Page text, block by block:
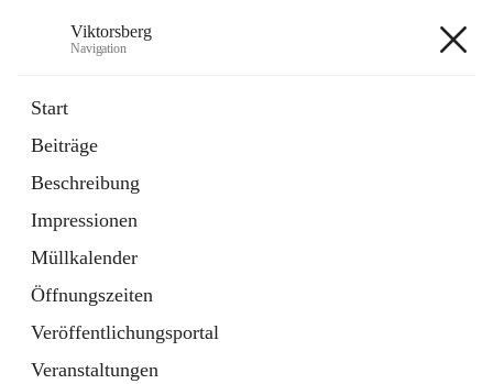
Viktorsberg
Navigation
Start
Beiträge
Beschreibung
Impressionen
Müllkalender
Öffnungszeiten
Veröffentlichungsportal
Veranstaltungen
1 Schnellzugriff
Bürgerservice
10 Schnellzugriffe